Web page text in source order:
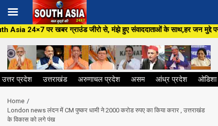
Skip
to
content
ग्राउंड जीरो से, मंझे हुए संवाददाताओं के साथ,हर जन मुद्दे पर, सीधा
उत्तर प्रदेश उत्तराखंड अरुणाचल प्रदेश असम आंध्र प्रदेश ओडिशा
Home
London news लंदन में CM पुष्कर धामी ने 2000 करोड रुपए का किया करार , उत्तराखंड
के विकास को लगे पंख